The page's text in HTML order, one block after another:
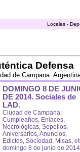
Locales -
Defensa
de Campana.
DOMINGO 8 DE
DE 2014. Sociales de
LAD.
Ciudad de Campana:
Cumpleaños, Enlaces,
Necrológicas, Sepelios,
Aniversarios, Anuncios,
Edictos, Sociedad, Misas,
domingo 8 de junio de 2014